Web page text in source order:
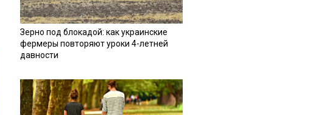
Зерно под блокадой: как украинские
фермеры повторяют уроки 4-летней
давности